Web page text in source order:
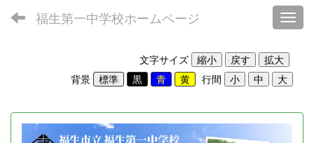
福生第一中学校ホームページ
文字サイズ
背景
行間